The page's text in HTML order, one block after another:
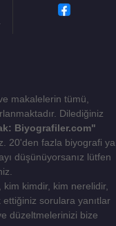
makalelerin tümü,
Dilediğiniz
Biyografiler.com"
20'den fazla biyografi ya
düşünüyorsanız lütfen
kimdir, kim nerelidir,
ettiğiniz sorulara yanıtlar
düzeltmelerinizi bize